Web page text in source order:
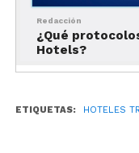
Con este nuevo
revolucionar, no
haciendo en
Redacción
¿Qué
Hotels?
ETIQUETAS: HOTELES